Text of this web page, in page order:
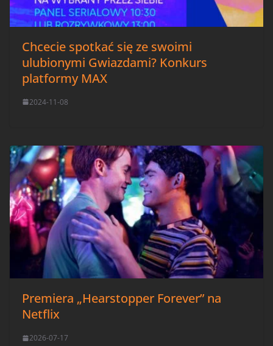
Chcecie spotkać się ze swoimi
ulubionymi Gwiazdami? Konkurs
platformy MAX
2024-11-08
Premiera „Hearstopper Forever” na
Netflix
2026-07-17